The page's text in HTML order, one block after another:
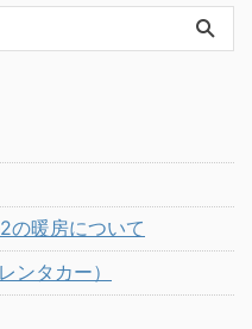
の暖房について
ンタカー）